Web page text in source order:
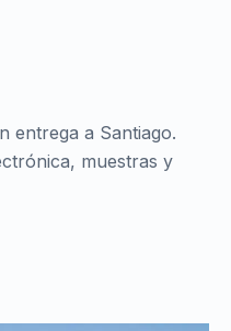
entrega a Santiago.
muestras y